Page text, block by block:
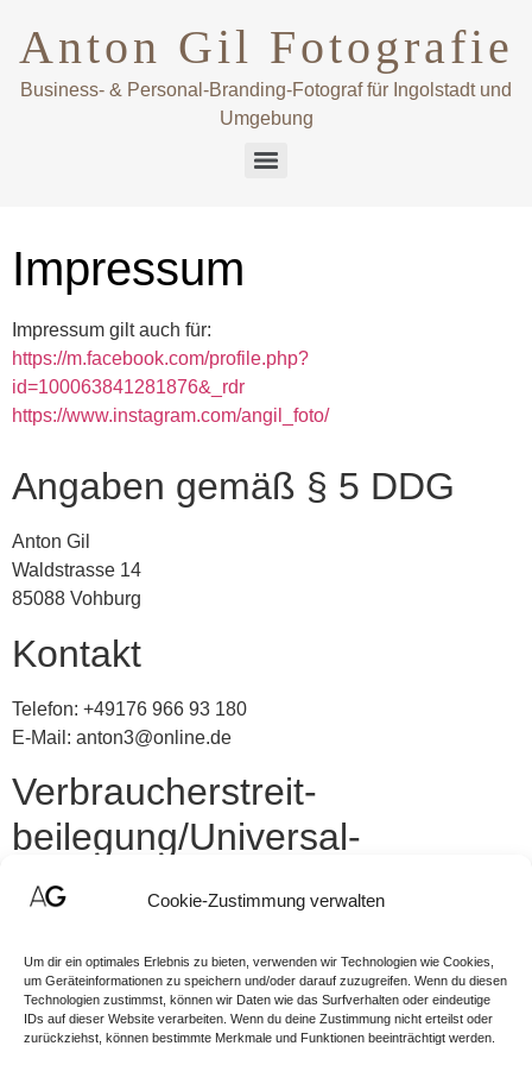
Cookie-Zustimmung verwalten
Um dir ein optimales Erlebnis zu bieten, verwenden wir Technologien wie Cookies,
um Geräteinformationen zu speichern und/oder darauf zuzugreifen. Wenn du diesen
Technologien zustimmst, können wir Daten wie das Surfverhalten oder eindeutige
IDs auf dieser Website verarbeiten. Wenn du deine Zustimmung nicht erteilst oder
zurückziehst, können bestimmte Merkmale und Funktionen beeinträchtigt werden.
Anton Gil Fotografie
Business- & Personal-Branding-Fotograf für Ingolstadt und
Umgebung
Impressum
Impressum gilt auch für:
https://m.facebook.com/profile.php?
id=100063841281876&_rdr
https://www.instagram.com/angil_foto/
Angaben gemäß § 5 DDG
Anton Gil
Waldstrasse 14
85088 Vohburg
Kontakt
Telefon: +49176 966 93 180
E-Mail: anton3@online.de
Verbraucher­streit­
beilegung/Universal­
schlichtungs­stelle
Streitbeilegungsverfahren vor einer
Verbraucherschlichtungsstelle teilzunehmen.